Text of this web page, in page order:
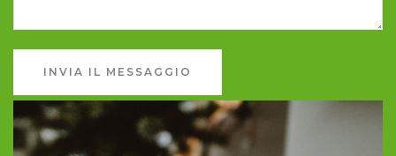
INVIA IL MESSAGGIO